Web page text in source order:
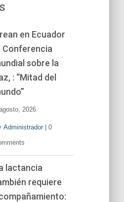
en Ecuador
Conferencia
sobre la
: “Mitad del
2026
Administrador| 0
lactancia
requiere